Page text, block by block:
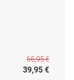
66,95 €
39,95 €